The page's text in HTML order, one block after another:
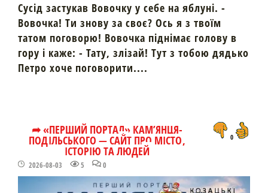
Сусід застукав Вовочку у себе на яблуні. -
Вовочка! Ти знову за своє? Ось я з твоїм
татом поговорю! Вовочка піднімає голову в
гору і каже: - Тату, злізай! Тут з тобою дядько
Петро хоче поговорити....
➦ «ПЕРШИЙ ПОРТАЛ» КАМ’ЯНЦЯ-
ПОДІЛЬСЬКОГО — САЙТ ПРО МІСТО,
ІСТОРІЮ ТА ЛЮДЕЙ
2026-08-03 5 0
0